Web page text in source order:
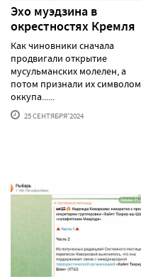
Эхо муэдзина в
окрестностях Кремля
Как чиновники сначала
продвигали открытие
мусульманских молелен, а
потом признали их символом
оккупа......
25 СЕНТЯБРЯ'2024